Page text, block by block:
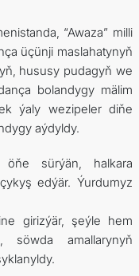
“Awaza” milli
üçünji maslahatynyň
hususy pudagyň we
bolandygy mälim
ýaly wezipeler diňe
aýdyldy.
öňe sürýän, halkara
edýär. Ýurdumyz
girizýär, şeýle hem
söwda amallarynyň